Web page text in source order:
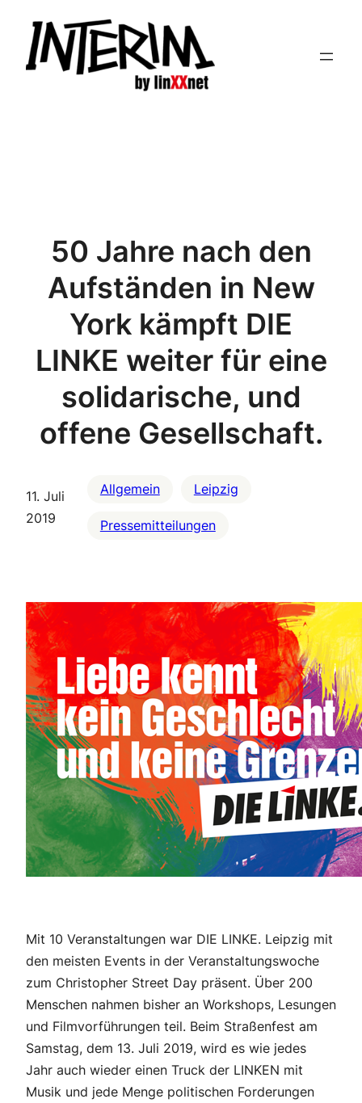
Inhalt
springen
50 Jahre nach den
Aufständen in New
York kämpft DIE
LINKE weiter für eine
solidarische, und
offene Gesellschaft.
11. Juli
2019
Allgemein Leipzig
Pressemitteilungen
Mit 10 Veranstaltungen war DIE LINKE. Leipzig mit
den meisten Events in der Veranstaltungswoche
zum Christopher Street Day präsent. Über 200
Menschen nahmen bisher an Workshops, Lesungen
und Filmvorführungen teil. Beim Straßenfest am
Samstag, dem 13. Juli 2019, wird es wie jedes
Jahr auch wieder einen Truck der LINKEN mit
Musik und jede Menge politischen Forderungen